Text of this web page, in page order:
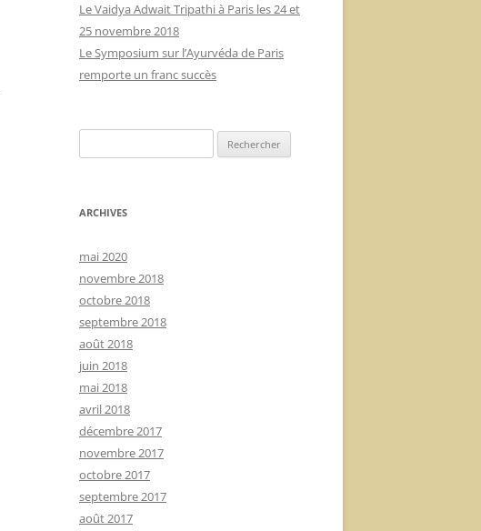
Le Vaidya Adwait Tripathi à Paris les 24 et
25 novembre 2018
Le Symposium sur l’Ayurvéda de Paris
remporte un franc succès
ARCHIVES
mai 2020
novembre 2018
octobre 2018
septembre 2018
août 2018
juin 2018
mai 2018
avril 2018
décembre 2017
novembre 2017
octobre 2017
septembre 2017
août 2017